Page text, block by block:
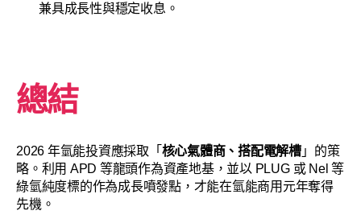
兼具成長性與穩定收息。
總結
2026 年氫能投資應採取「 核心氣體商、搭配電解槽 」的策
略。利用 APD 等龍頭作為資產地基，並以 PLUG 或 Nel 等
綠氫純度標的作為成長噴發點，才能在氫能商用元年奪得
先機。